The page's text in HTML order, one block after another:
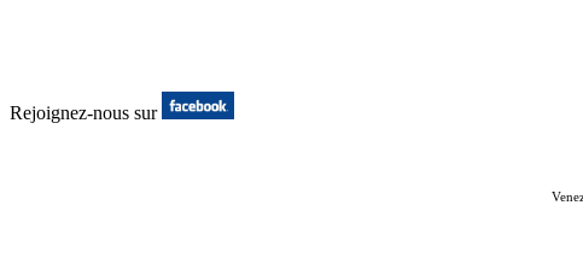
Rejoignez-nous sur